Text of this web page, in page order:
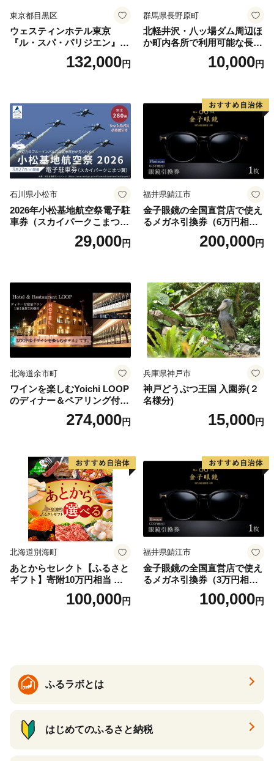
東京都目黒区
ウェスティンホテル東京
『ル・スパ・パリジエン』選
べるボディセラピー90分/1名
132,000円
群馬県長野原町
北軽井沢・八ッ場ダム周辺ほ
か町内各所で利用可能な長野
原町ふるさと感謝券（3,000
円分）【トラベル 観光 旅行
10,000円
石川県小松市
2026年小松基地航空祭電子駐
車券（スカイパークこまつ
翼） 駐車場 シャトルバスの
りばすぐ 石川県 小松市
29,000円
福井県鯖江市
金子眼鏡の全国直営店で使え
るメガネ引換券（6万円相
当） Platinum200,000円
北海道余市町
ワインを楽しむYoichi LOOP
のディナー＆ペアリング付宿
泊プラン＜デラックスツイン
274,000円
兵庫県神戸市
神戸どうぶつ王国 入園券(２
名様分)
15,000円
北海道別海町
あとからセレクト【ふるさと
ギフト】寄附10万円相当 あ
とから選べる！ ギフト いく
ら ほたて 海鮮 牛肉 別海町
ギフト ふるさと納税 ）
100,000円
福井県鯖江市
金子眼鏡の全国直営店で使え
るメガネ引換券（3万円相
100,000円
ふるラボとは
はじめてのふるさと納税